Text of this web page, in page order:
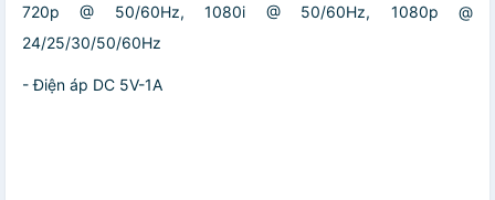
720p @ 50/60Hz, 1080i @ 50/60Hz, 1080p @
24/25/30/50/60Hz
- Điện áp DC 5V-1A